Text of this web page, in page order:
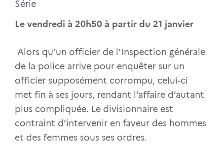
Série
Le vendredi à 20h50 à partir du 21 janvier
Alors qu’un officier de l’Inspection générale
de la police arrive pour enquêter sur un
officier supposément corrompu, celui-ci
met fin à ses jours, rendant l’affaire d’autant
plus compliquée. Le divisionnaire est
contraint d’intervenir en faveur des hommes
et des femmes sous ses ordres.